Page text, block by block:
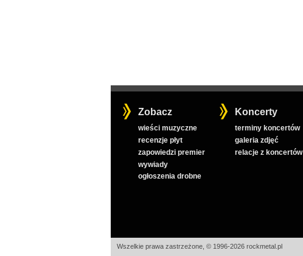
Zobacz
wieści muzyczne
recenzje płyt
zapowiedzi premier
wywiady
ogłoszenia drobne
Koncerty
terminy koncertów
galeria zdjęć
relacje z koncertów
Wszelkie prawa zastrzeżone, © 1996-2026 rockmetal.pl